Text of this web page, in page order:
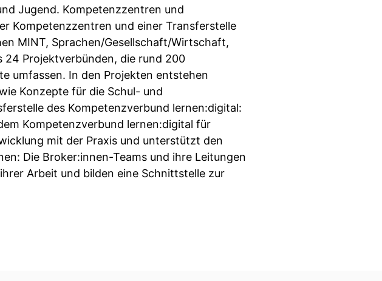
Jugend. Kompetenzzentren und
Kompetenzzentren und einer Transferstelle
MINT, Sprachen/Gesellschaft/Wirtschaft,
24 Projektverbünden, die rund 200
umfassen. In den Projekten entstehen
Konzepte für die Schul- und
des Kompetenzverbund lernen:digital:
Kompetenzverbund lernen:digital für
mit der Praxis und unterstützt den
Die Broker:innen-Teams und ihre Leitungen
Arbeit und bilden eine Schnittstelle zur